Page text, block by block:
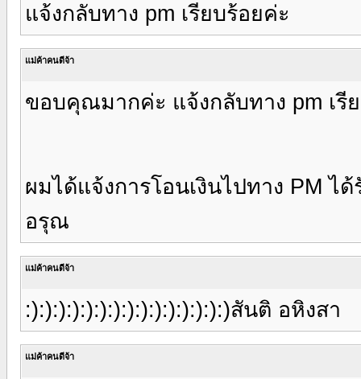
แจ้งกลับทาง pm เรียบร้อยค่ะ
แม่ค้าคนดีจ้า
ขอบคุณมากค่ะ แจ้งกลับทาง pm เรี
ผมได้แจ้งการโอนเงินไปทาง PM ไ
อรุณ
แม่ค้าคนดีจ้า
:):):):):):):):):):):):):):):)สันติ อหิงสา
แม่ค้าคนดีจ้า